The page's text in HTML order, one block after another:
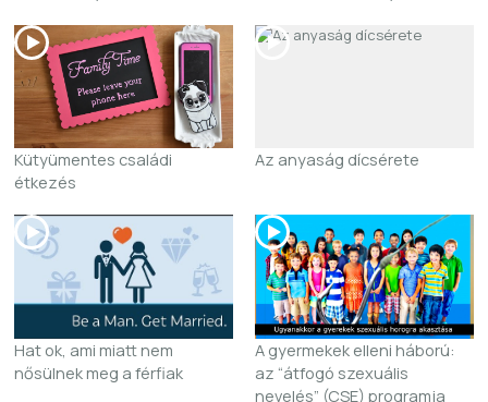
Kütyümentes családi
étkezés
Az anyaság dícsérete
Hat ok, ami miatt nem
nősülnek meg a férfiak
A gyermekek elleni háború:
az “átfogó szexuális
nevelés” (CSE) programja